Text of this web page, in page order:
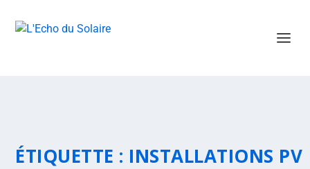
ÉTIQUETTE : INSTALLATIONS PV